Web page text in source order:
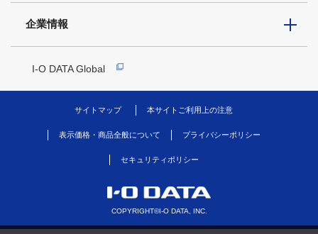
企業情報
I-O DATA Global
サイトマップ 本サイトご利用上の注意
表示価格・商品全般について プライバシーポリシー
セキュリティポリシー
COPYRIGHT©I-O DATA, INC.